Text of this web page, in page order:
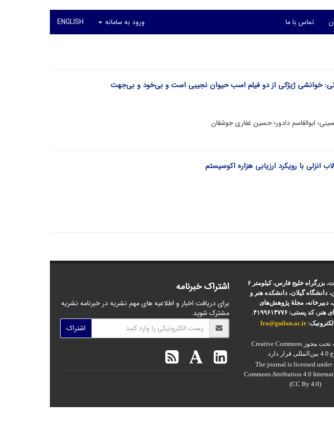
تماس با ما ورود به سامانه ENGLISH
خوانشی ژیژکی از دو فیلم اسب حیوان نجیبی است و بی‌خود و بی‌جهت
ابوالقاسم دادور؛ حسین غفاری جوشقان
انزلی با رویکرد ارزیابی هزاره اکوسیستم
نشانی: رشت، بزرگراه خلیج فارس، کیلومتر ۶
دانشگاه گیلان، دانشکده هنر و
دبیرخانه، مجلۀ پژوهش‌های
کد پستی: ۴۱۹۹۶۱۳۷۷۶.
Ira@guilan.ac.ir
این نشریه تحت مجوز Creative Commons
دارد.
The journal is licensed under
Commons Attribution 4.0
(CC By 4.0)
اشتراک خبرنامه
برای دریافت اخبار و اطلاعیه های مهم نشریه در خبرنامه نشریه
مشترک شوید.
اشتراک